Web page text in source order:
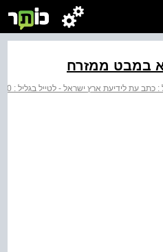
במבט ממזרח
עת לידיעת ארץ ישראל - לטייל בגליל : 50 מסלולי טיול בגליל ובגולן